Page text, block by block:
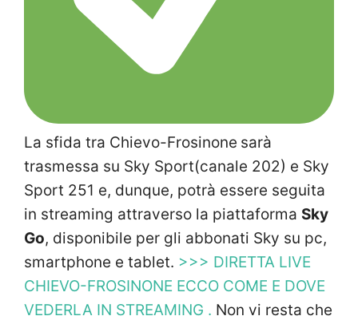
La sfida tra Chievo-Frosinone sarà
trasmessa su Sky Sport(canale 202) e Sky
Sport 251 e, dunque, potrà essere seguita
in streaming attraverso la piattaforma Sky
Go, disponibile per gli abbonati Sky su pc,
smartphone e tablet. >>> DIRETTA LIVE
CHIEVO-FROSINONE ECCO COME E DOVE
VEDERLA IN STREAMING . Non vi resta che